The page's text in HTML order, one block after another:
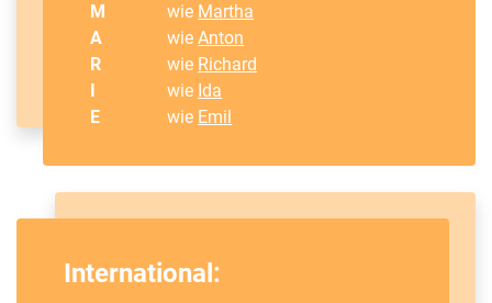
M
wie Martha
A
wieAnton
R
wie Richard
wie Ida
E
wie Emil
International: